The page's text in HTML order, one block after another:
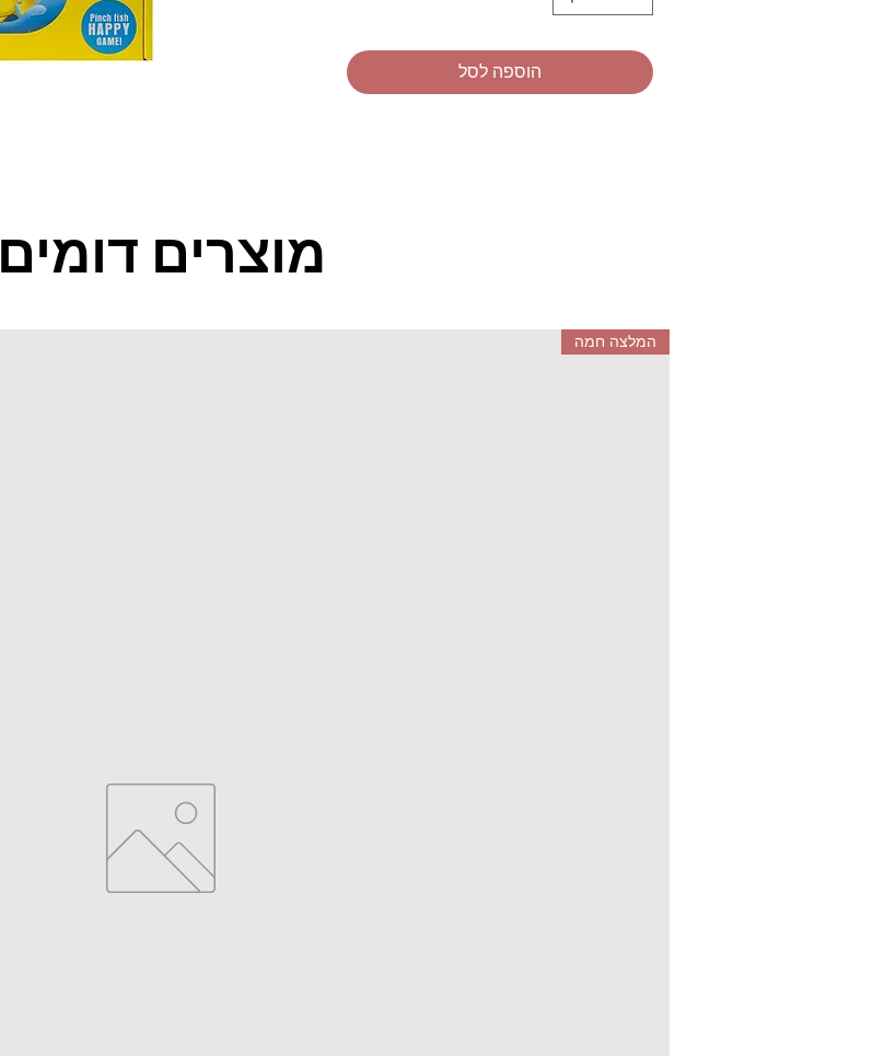
הילדים וגורמים להם לסיפוק והנאה רבה.
הוספה לסל
מוצרים דומים
המלצה חמה